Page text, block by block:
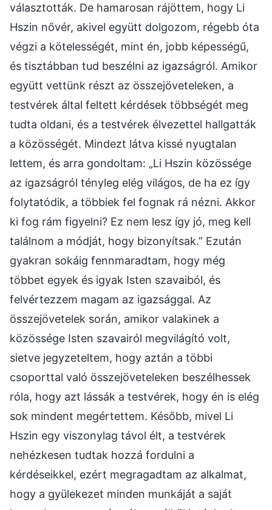
választották. De hamarosan rájöttem, hogy Li
Hszin nővér, akivel együtt dolgozom, régebb óta
végzi a kötelességét, mint én, jobb képességű,
és tisztábban tud beszélni az igazságról. Amikor
együtt vettünk részt az összejöveteleken, a
testvérek által feltett kérdések többségét meg
tudta oldani, és a testvérek élvezettel hallgatták
a közösségét. Mindezt látva kissé nyugtalan
lettem, és arra gondoltam: „Li Hszin közössége
az igazságról tényleg elég világos, de ha ez így
folytatódik, a többiek fel fognak rá nézni. Akkor
ki fog rám figyelni? Ez nem lesz így jó, meg kell
találnom a módját, hogy bizonyítsak.” Ezután
gyakran sokáig fennmaradtam, hogy még
többet egyek és igyak Isten szavaiból, és
felvértezzem magam az igazsággal. Az
összejövetelek során, amikor valakinek a
közössége Isten szavairól megvilágító volt,
sietve jegyzeteltem, hogy aztán a többi
csoporttal való összejöveteleken beszélhessek
róla, hogy azt lássák a testvérek, hogy én is elég
sok mindent megértettem. Később, mivel Li
Hszin egy viszonylag távol élt, a testvérek
nehézkesen tudtak hozzá fordulni a
kérdéseikkel, ezért megragadtam az alkalmat,
hogy a gyülekezet minden munkáját a saját